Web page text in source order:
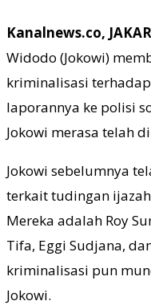
Kanalnews.co,
Widodo (Jokowi)
kriminalisasi
laporannya ke polisi
Jokowi merasa telah
Jokowi sebelumnya
terkait tudingan
Mereka adalah Roy
Tifa, Eggi Sudjana,
kriminalisasi pun
Jokowi.